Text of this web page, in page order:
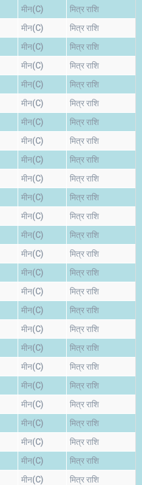
मीन(C) मित्र राशि
मीन(C) मित्र राशि
मीन(C) मित्र राशि
मीन(C) मित्र राशि
मीन(C) मित्र राशि
मीन(C) मित्र राशि
मीन(C) मित्र राशि
मीन(C) मित्र राशि
मीन(C) मित्र राशि
मीन(C) मित्र राशि
मीन(C) मित्र राशि
मीन(C) मित्र राशि
मीन(C) मित्र राशि
मीन(C) मित्र राशि
मीन(C) मित्र राशि
मीन(C) मित्र राशि
मीन(C) मित्र राशि
मीन(C) मित्र राशि
मीन(C) मित्र राशि
मीन(C) मित्र राशि
मीन(C) मित्र राशि
मीन(C) मित्र राशि
मीन(C) मित्र राशि
मीन(C) मित्र राशि
मीन(C) मित्र राशि
मीन(C) मित्र राशि